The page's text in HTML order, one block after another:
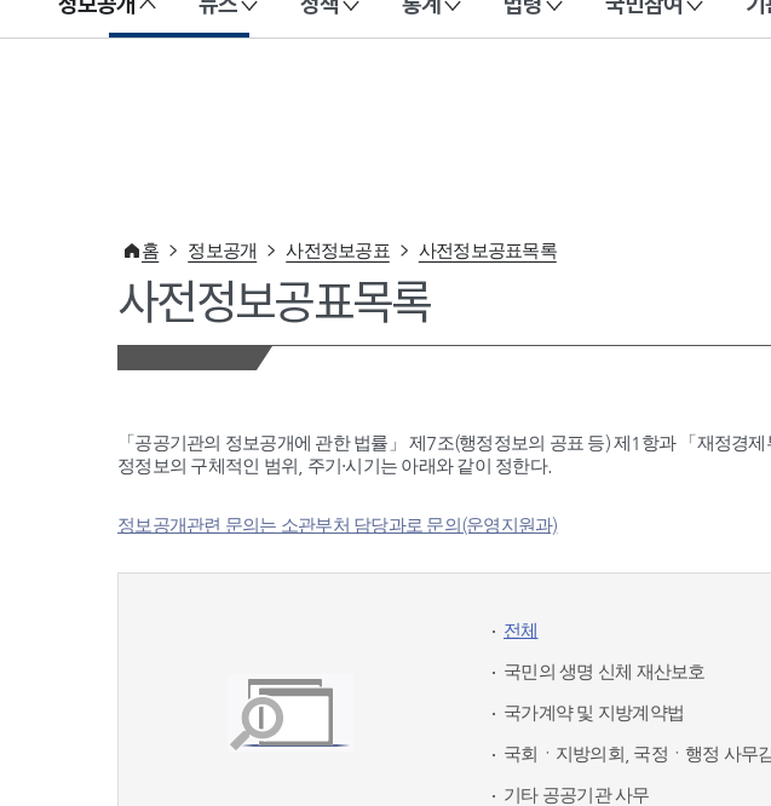
이 누리집은 대한민국 공식 전자정부 누리집입니다.
홈 정보공개 사전정보공표 사전정보공표목록
사전정보공표목록
「공공기관의 정보공개에 관한 법률」 제7조(행정정보의 공표 등) 제1항과 「재정
정정보의 구체적인 범위, 주기·시기는 아래와 같이 정한다.
정보공개관련 문의는 소관부처 담당과로 문의(운영지원과)
전체
국민의 생명 신체 재산보호
국가계약 및 지방계약법
국회ㆍ지방의회, 국정ㆍ행정 사무
기타 공공기관 사무